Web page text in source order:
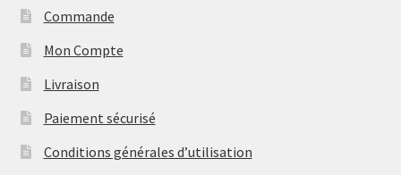
Commande
Mon Compte
Livraison
Paiement sécurisé
Conditions générales d’utilisation